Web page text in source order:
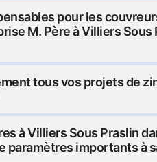
pour les
M. Père à Villiers Sous
tous vos projets de
à Villiers Sous Praslin
paramètres importants à